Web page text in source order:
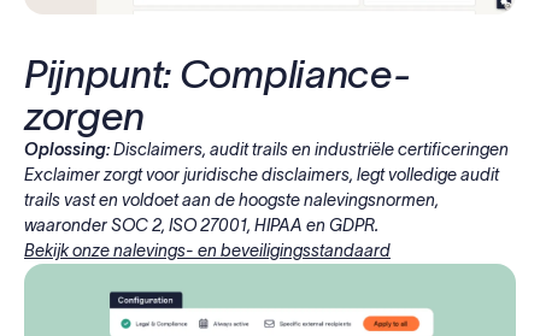
Pijnpunt: Compliance-
zorgen
Oplossing:Disclaimers, audit trails en industriële certificeringen
Exclaimer zorgt voor juridische disclaimers, legt volledige audit
trails vast en voldoet aan de hoogste nalevingsnormen,
waaronder SOC 2, ISO 27001, HIPAA en GDPR.
Bekijk onze nalevings- en beveiligingsstandaard